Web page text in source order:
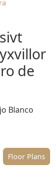
de
Blanco
Floor Plans